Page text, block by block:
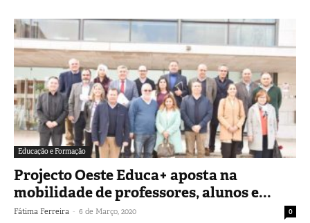
Educação e Formação
Projecto Oeste Educa+ aposta na
mobilidade de professores, alunos e...
Fátima Ferreira - 6 de Março, 2020 0